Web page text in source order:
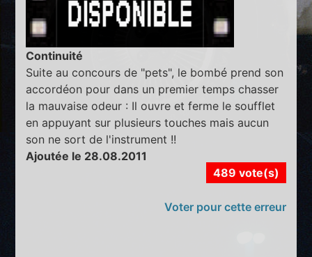
Continuité
Suite au concours de "pets", le bombé prend son
accordéon pour dans un premier temps chasser
la mauvaise odeur : Il ouvre et ferme le soufflet
en appuyant sur plusieurs touches mais aucun
son ne sort de l'instrument !!
Ajoutée le 28.08.2011
489 vote(s)
Voter pour cette erreur